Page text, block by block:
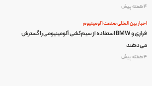
4 هفته پیش
اخبار بین المللی صنعت آلومینیوم
فراری و BMW استفاده از سیم‌کشی آلومینیومی را گسترش
می‌دهند
4 هفته پیش